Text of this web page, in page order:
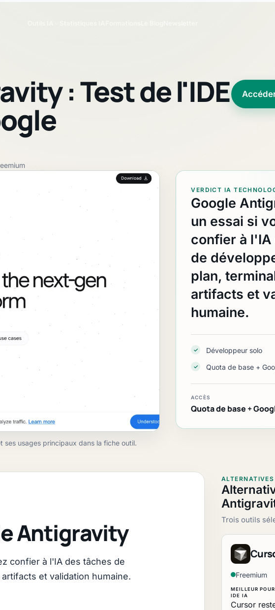
: Test de l'IDE
ses usages principaux dans la fiche outil.
VERDICT IA
Google
un essai si
confier à l'IA
de
plan,
artifacts et
humaine.
✓ Développeur solo
✓ Quota de base +
ACCÈS
Quota de base +
Antigravity
confier à l'IA des tâches de
et validation humaine.
Trois outils
Freemium
MEILLEUR
IDE IA
Cursor